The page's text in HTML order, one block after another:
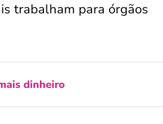
trabalham para órgãos
dinheiro